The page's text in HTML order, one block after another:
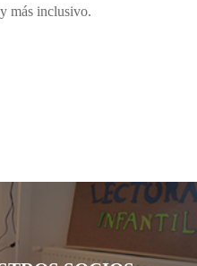
más inclusivo.